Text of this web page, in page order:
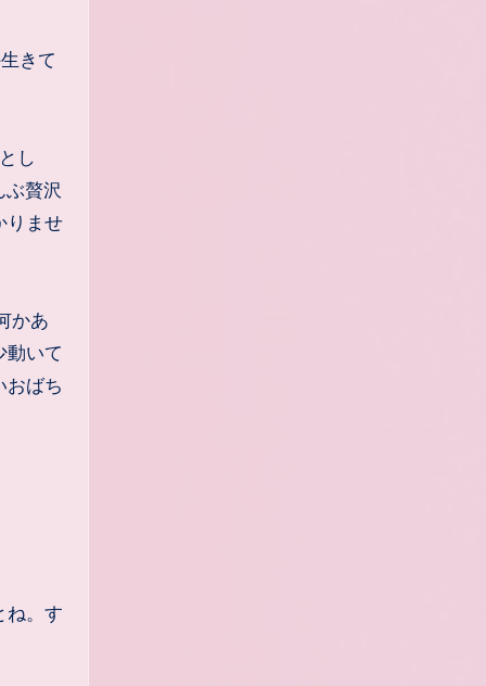
きて
し
贅沢
りませ
かあ
動いて
おばち
ね。す